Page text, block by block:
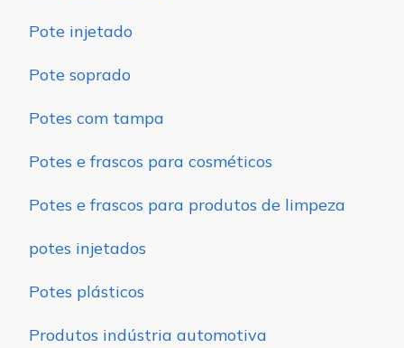
Pote injetado
Pote soprado
Potes com tampa
Potes e frascos para cosméticos
Potes e frascos para produtos de limpeza
potes injetados
Potes plásticos
Produtos indústria automotiva